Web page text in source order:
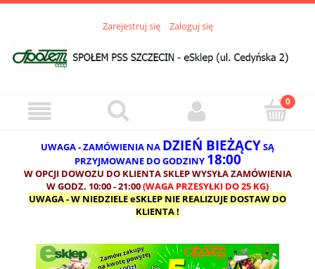
Zarejestruj się Zaloguj się
UWAGA - ZAMÓWIENIA NA DZIEŃ BIEŻĄCYSĄ
PRZYJMOWANE DO GODZINY 18:00
W OPCJI DOWOZU DO KLIENTA SKLEP WYSYŁA ZAMÓWIENIA
W GODZ. 10:00 - 21:00(WAGA PRZESYŁKI DO 25 KG)
UWAGA - W NIEDZIELE eSKLEP NIE REALIZUJE DOSTAW DO
KLIENTA !